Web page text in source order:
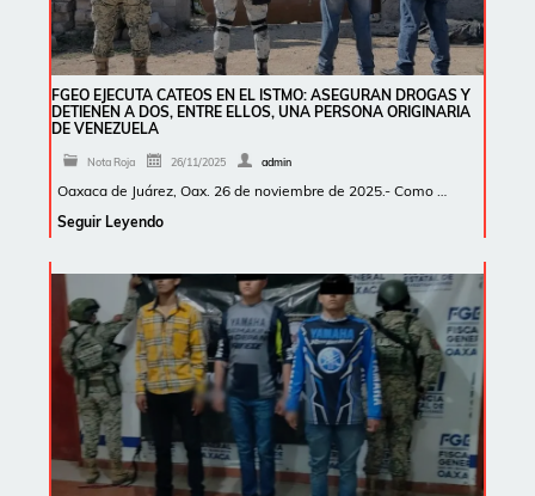
FGEO EJECUTA CATEOS EN EL ISTMO: ASEGURAN DROGAS Y
DETIENEN A DOS, ENTRE ELLOS, UNA PERSONA ORIGINARIA
DE VENEZUELA
Nota Roja 26/11/2025 admin
Oaxaca de Juárez, Oax. 26 de noviembre de 2025.- Como …
Seguir Leyendo